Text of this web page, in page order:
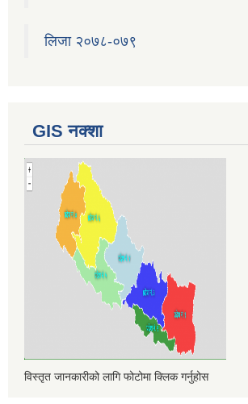
लिजा २०७८-०७९
GIS नक्शा
विस्तृत जानकारीको लागि फोटोमा क्लिक गर्नुहोस